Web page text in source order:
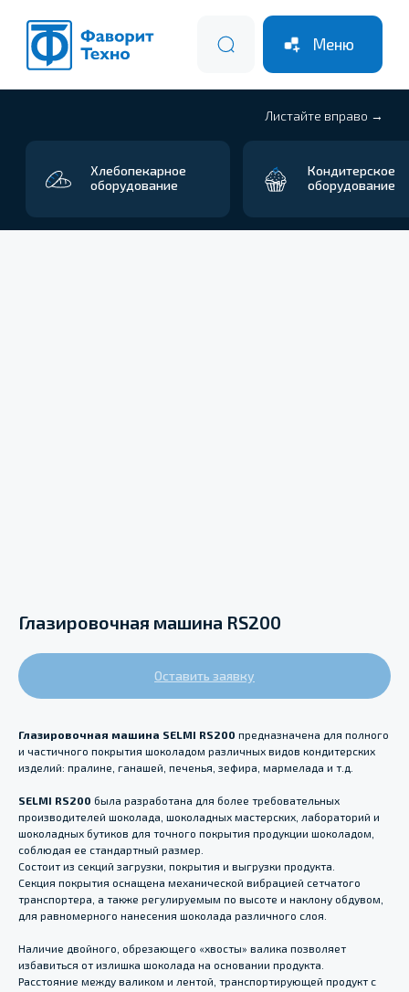
Кондитерское
Глазировочная машина RS200
Оставить заявку
Глазировочная машина SELMI RS200 предназначена для полного
и частичного покрытия шоколадом различных видов кондитерских
изделий: пралине, ганашей, печенья, зефира, мармелада и т.д.
SELMI RS200 была разработана для более требовательных
производителей шоколада, шоколадных мастерских, лабораторий и
шоколадных бутиков для точного покрытия продукции шоколадом,
соблюдая ее стандартный размер.
Состоит из секций загрузки, покрытия и выгрузки продукта.
Секция покрытия оснащена механической вибрацией сетчатого
транспортера, а также регулируемым по высоте и наклону обдувом,
для равномерного нанесения шоколада различного слоя.
Наличие двойного, обрезающего «хвосты» валика позволяет
избавиться от излишка шоколада на основании продукта.
Расстояние между валиком и лентой, транспортирующей продукт с